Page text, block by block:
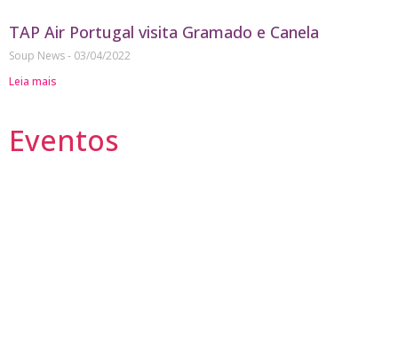
TAP Air Portugal visita Gramado e Canela
Soup News
03/04/2022
Leia mais
Eventos